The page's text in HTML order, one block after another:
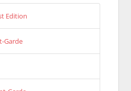
Edition
Garde